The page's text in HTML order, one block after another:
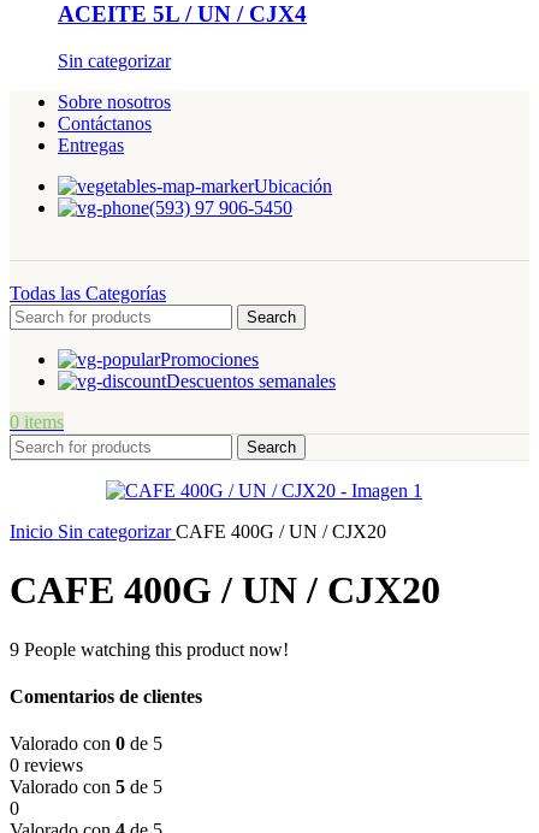
ACEITE 5L / UN / CJX4
Sin categorizar
Sobre nosotros
Contáctanos
Entregas
Ubicación
(593) 97 906-5450
Todas las Categorías
Search
Promociones
Descuentos semanales
0 items
Search
Inicio Sin categorizarCAFE 400G / UN / CJX20
CAFE 400G / UN / CJX20
9 People watching this product now!
Comentarios de clientes
Valorado con 0 de 5
0 reviews
Valorado con 5 de 5
0